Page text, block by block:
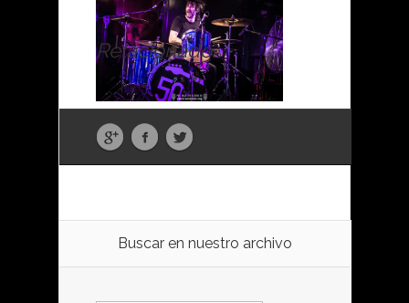
Relacionado
Buscar en nuestro archivo